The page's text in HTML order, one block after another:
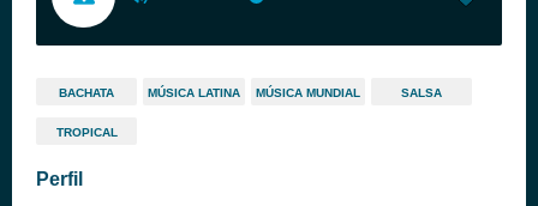
BACHATA MÚSICA LATINA MÚSICA MUNDIAL SALSA
TROPICAL
Perfil